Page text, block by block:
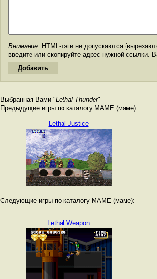
Внимание: HTML-тэги не допускаются
введите или скопируйте адрес нужной ссылки.
Выбранная Вами "Lethal Thunder"
Предыдущие игры по каталогу MAME (маме):
Lethal Justice
Следующие игры по каталогу MAME (маме):
Lethal Weapon